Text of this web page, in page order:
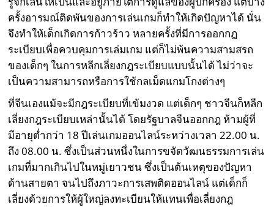
ครั้งอารมณ์ติดพันของการเล่นเกมก็ทำให้เกิดปัญหาได้ นั่น
จึงทำให้เด็กเกิดการก้าวร้าว หลายครั้งที่มีการออกกฎ
ระเบียบเพื่อควบคุมการเล่มเกม แต่ก็ไม่พ้นความสามสรถ
ของเด็กๆ ในการหลีกเลี่ยงกฎระเบียบแบบนั้นได้ ไม่ว่าจะ
เป็นความสามารถหรือการใช้กลเม็ดแกมโกงต่างๆ
ที่จีนเองแม้จะมีกฎระเบียบที่เข้มงวด แต่เด็กๆ ชาวจีนก็หลีก
เลี่ยงกฎระเบียบเหล่านั้นได้ โดยรัฐบาลจีนออกกฎ ห้ามผู้ที่
มีอายุต่ำกว่า 18 ปีเล่นเกมออนไลน์ระหว่างเวลา 22.00 น.
ถึง 08.00 น. ซึ่งเป็นส่วนหนึ่งในการขจัดวัฒนธรรมการเล่น
เกมที่มากเกินไปในหมู่เยาวชน ซึ่งเป็นต้นเหตุของปัญหา
ด้านสายตา จนไปถึงภาวะการเสพติดออนไลน์ แต่เด็กก็
เลี่ยงด้วยการให้ผู้ใหญ่ลงทะเบียนให้แทนเพื่อเลี่ยงกฎ